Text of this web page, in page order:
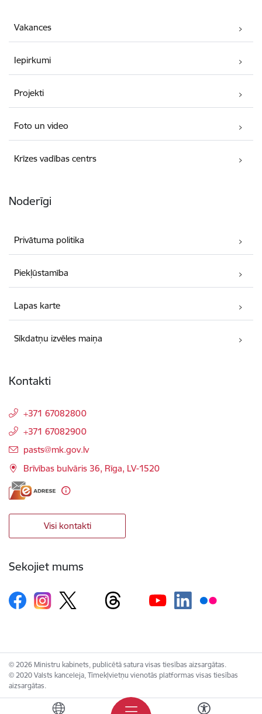
Vakances
Iepirkumi
Projekti
Foto un video
Krīzes vadības centrs
Noderīgi
Privātuma politika
Piekļūstamība
Lapas karte
Sīkdatņu izvēles maiņa
Kontakti
+371 67082800
+371 67082900
E-pasts:
pasts@mk.gov.lv
Brīvības bulvāris 36, Rīga, LV-1520
Visi kontakti
Sekojiet mums
© 2026 Ministru kabinets, publicētā satura visas tiesības aizsargātas.
© 2020 Valsts kanceleja, Tīmekļvietņu vienotās platformas visas tiesības
aizsargātas.